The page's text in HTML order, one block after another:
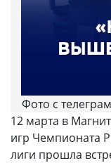
Фото с
12 марта в
игр Чемпионата
лиги прошла